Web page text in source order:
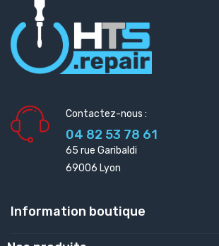
Contactez-nous :
04 82 53 78 61
65 rue Garibaldi
69006 Lyon
Information boutique